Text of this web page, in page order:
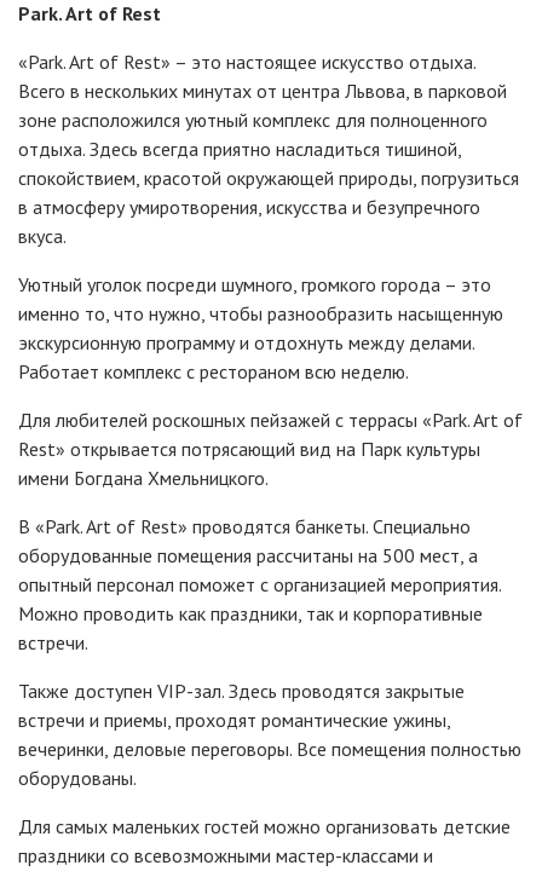
Park. Art of Rest
«Park. Art of Rest» – это настоящее искусство отдыха.
Всего в нескольких минутах от центра Львова, в парковой
зоне расположился уютный комплекс для полноценного
отдыха. Здесь всегда приятно насладиться тишиной,
спокойствием, красотой окружающей природы, погрузиться
в атмосферу умиротворения, искусства и безупречного
вкуса.
Уютный уголок посреди шумного, громкого города – это
именно то, что нужно, чтобы разнообразить насыщенную
экскурсионную программу и отдохнуть между делами.
Работает комплекс с рестораном всю неделю.
Для любителей роскошных пейзажей с террасы «Park. Art of
Rest» открывается потрясающий вид на Парк культуры
имени Богдана Хмельницкого.
В «Park. Art of Rest» проводятся банкеты. Специально
оборудованные помещения рассчитаны на 500 мест, а
опытный персонал поможет с организацией мероприятия.
Можно проводить как праздники, так и корпоративные
встречи.
Также доступен VIP-зал. Здесь проводятся закрытые
встречи и приемы, проходят романтические ужины,
вечеринки, деловые переговоры. Все помещения полностью
оборудованы.
Для самых маленьких гостей можно организовать детские
праздники со всевозможными мастер-классами и